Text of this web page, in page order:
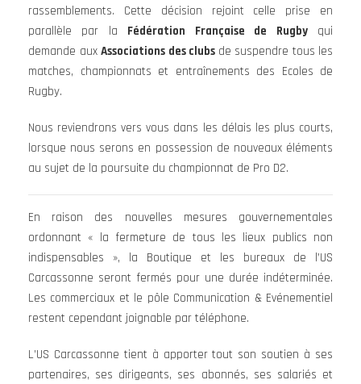
rassemblements. Cette décision rejoint celle prise en
parallèle par la Fédération Française de Rugbyqui
demande aux Associations des clubs de suspendre tous les
matches, championnats et entraînements des Ecoles de
Rugby.
Nous reviendrons vers vous dans les délais les plus courts,
lorsque nous serons en possession de nouveaux éléments
au sujet de la poursuite du championnat de Pro D2.
En raison des nouvelles mesures gouvernementales
ordonnant « la fermeture de tous les lieux publics non
indispensables », la Boutique et les bureaux de l’US
Carcassonne seront fermés pour une durée indéterminée.
Les commerciaux et le pôle Communication & Evénementiel
restent cependant joignable par téléphone.
L’US Carcassonne tient à apporter tout son soutien à ses
partenaires, ses dirigeants, ses abonnés, ses salariés et